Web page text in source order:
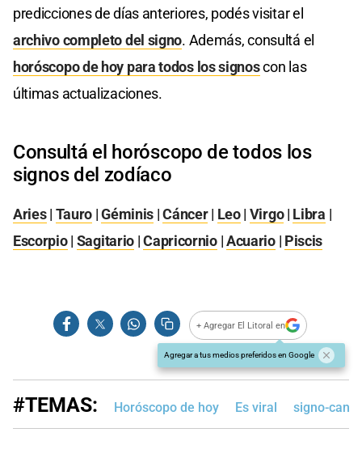
predicciones de días anteriores, podés visitar el
archivo completo del signo. Además, consultá el
horóscopo de hoy para todos los signoscon las
últimas actualizaciones.
Consultá el horóscopo de todos los
signos del zodíaco
Aries| Tauro |Géminis |Cáncer| Leo| Virgo| Libra |
Escorpio| Sagitario |Capricornio|Acuario| Piscis
+ Agregar El Litoral en
Agregar a tus medios preferidos en Google
#TEMAS: Horóscopo de hoy Es viral signo-